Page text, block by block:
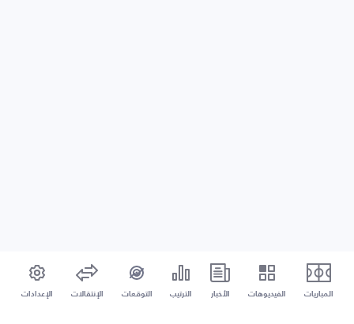
المباريات الفيديوهات الأخبار الترتيب التوقعات الإنتقالات الإعدادات